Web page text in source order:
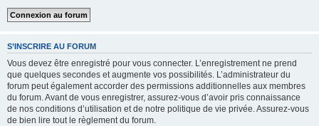
S’INSCRIRE AU FORUM
Vous devez être enregistré pour vous connecter. L’enregistrement ne prend
que quelques secondes et augmente vos possibilités. L’administrateur du
forum peut également accorder des permissions additionnelles aux membres
du forum. Avant de vous enregistrer, assurez-vous d’avoir pris connaissance
de nos conditions d’utilisation et de notre politique de vie privée. Assurez-vous
de bien lire tout le règlement du forum.